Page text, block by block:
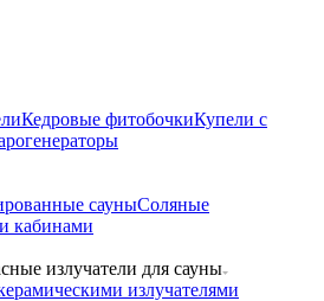
Кедровые фитобочкиКупели с
сауныСоляные
кабинами
излучатели для сауны
излучателями